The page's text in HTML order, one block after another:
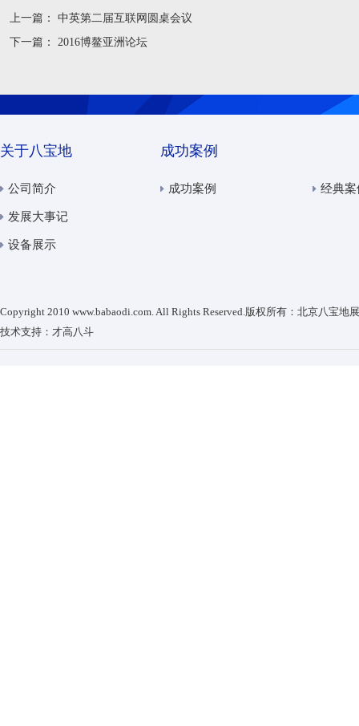
上一篇：
中英第二届互联网圆桌会议
下一篇：
2016博鳌亚洲论坛
关于八宝地
公司简介
发展大事记
设备展示
成功案例
成功案例 经典案
Copyright 2010 www.babaodi.com. All Rights Reserved.版权所有：北京八宝地
技术支持： 才高八斗